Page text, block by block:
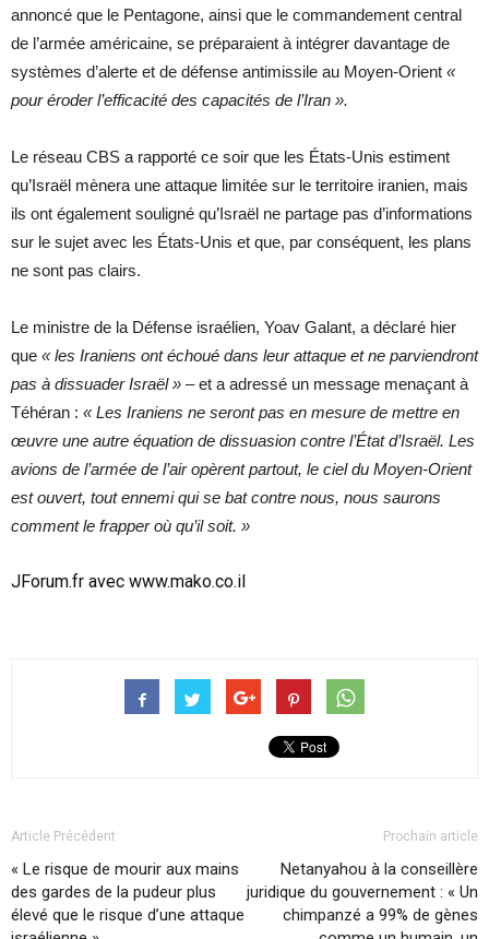
annoncé que le Pentagone, ainsi que le commandement central
de l’armée américaine, se préparaient à intégrer davantage de
systèmes d’alerte et de défense antimissile au Moyen-Orient «
pour éroder l’efficacité des capacités de l’Iran ».
Le réseau CBS a rapporté ce soir que les États-Unis estiment
qu’Israël mènera une attaque limitée sur le territoire iranien, mais
ils ont également souligné qu’Israël ne partage pas d’informations
sur le sujet avec les États-Unis et que, par conséquent, les plans
ne sont pas clairs.
Le ministre de la Défense israélien, Yoav Galant, a déclaré hier
que « les Iraniens ont échoué dans leur attaque et ne parviendront
pas à dissuader Israël » – et a adressé un message menaçant à
Téhéran : « Les Iraniens ne seront pas en mesure de mettre en
œuvre une autre équation de dissuasion contre l’État d’Israël. Les
avions de l’armée de l’air opèrent partout, le ciel du Moyen-Orient
est ouvert, tout ennemi qui se bat contre nous, nous saurons
comment le frapper où qu’il soit. »
JForum.fr avec www.mako.co.il
Article Précédent
« Le risque de mourir aux mains
des gardes de la pudeur plus
élevé que le risque d’une attaque
Prochain article
Netanyahou à la conseillère
juridique du gouvernement : « Un
chimpanzé a 99% de gènes